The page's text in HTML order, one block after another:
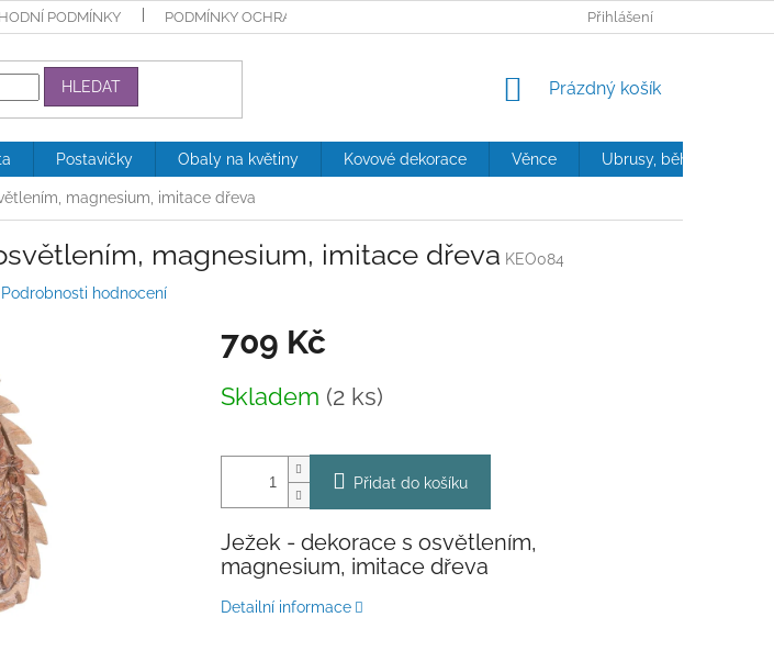
PODMÍNKY PODMÍNKY OCHRANY OSOBNÍCH ÚDAJŮ Přihlášení
HLEDAT
NÁKUPNÍ
Prázdný košík
Postavičky Obaly na květiny Kovové dekorace Věnce Ubrusy, běhouny,
magnesium, imitace dřeva
magnesium, imitace dřeva KEO084
Podrobnosti hodnocení
709 Kč
cena:
Skladem (2 ks)
Přidat do košíku
Ježek - dekorace s osvětlením,
magnesium, imitace dřeva
Detailní informace